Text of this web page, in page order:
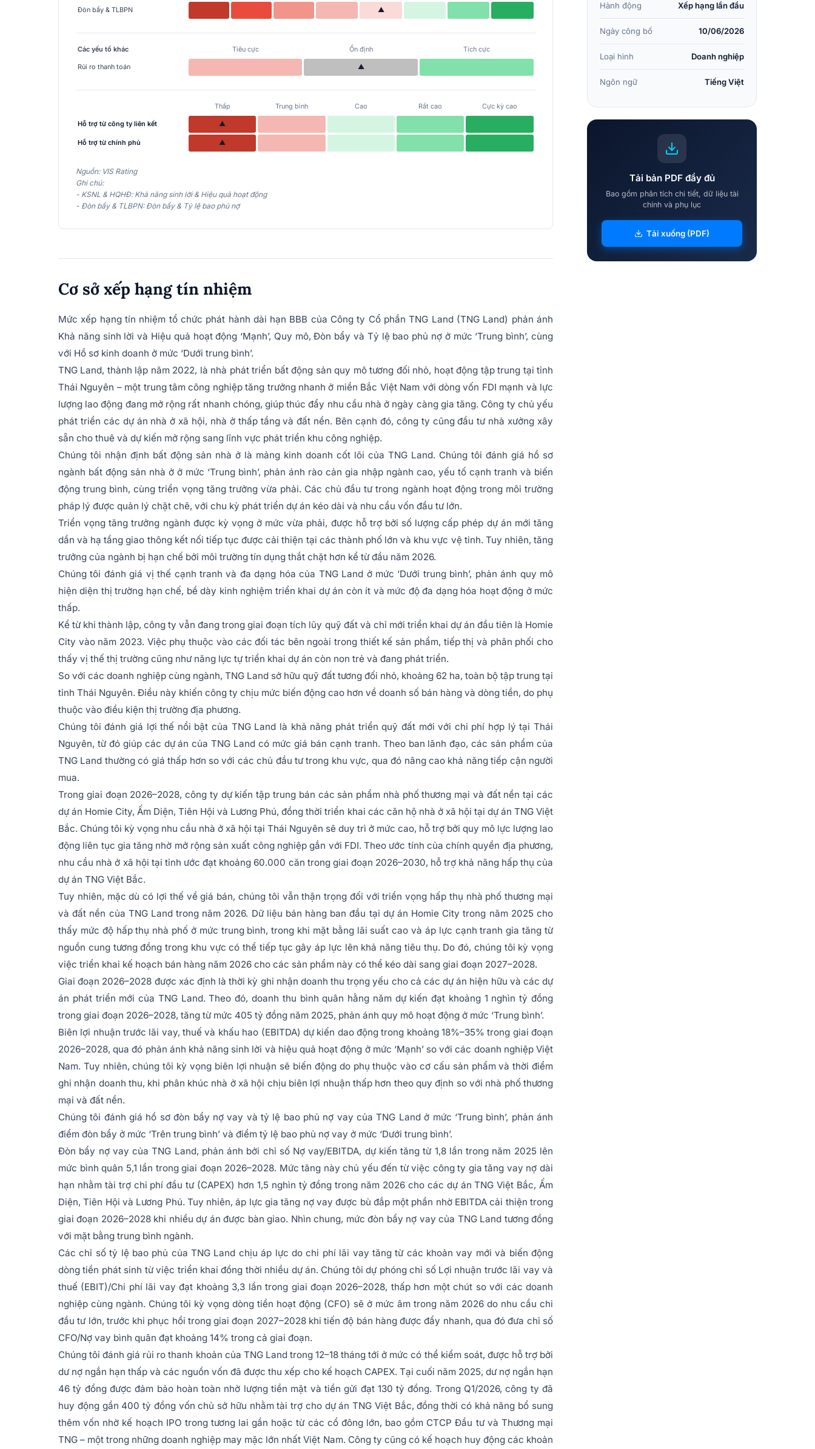
Đòn bẩy & TLBPN ▲
Các yếu tố khác Tiêu cực Ổn định Tích cực
Rủi ro thanh toán ▲
Thấp Trung bình Cao Rất cao Cực kỳ cao
Hỗ trợ từ công ty liên kết ▲
Hỗ trợ từ chính phủ ▲
Nguồn: VIS Rating
Ghi chú:
- KSNL & HQHĐ: Khả năng sinh lời & Hiệu quả hoạt động
- Đòn bẩy & TLBPN: Đòn bẩy & Tỷ lệ bao phủ nợ
Cơ sở xếp hạng tín nhiệm
Mức xếp hạng tín nhiệm tổ chức phát hành dài hạn BBB của Công ty Cổ phần TNG Land (TNG Land) phản ánh
Khả năng sinh lời và Hiệu quả hoạt động ‘Mạnh’, Quy mô, Đòn bẩy và Tỷ lệ bao phủ nợ ở mức ‘Trung bình’, cùng
với Hồ sơ kinh doanh ở mức ‘Dưới trung bình’.
TNG Land, thành lập năm 2022, là nhà phát triển bất động sản quy mô tương đối nhỏ, hoạt động tập trung tại tỉnh
Thái Nguyên – một trung tâm công nghiệp tăng trưởng nhanh ở miền Bắc Việt Nam với dòng vốn FDI mạnh và lực
lượng lao động đang mở rộng rất nhanh chóng, giúp thúc đẩy nhu cầu nhà ở ngày càng gia tăng. Công ty chủ yếu
phát triển các dự án nhà ở xã hội, nhà ở thấp tầng và đất nền. Bên cạnh đó, công ty cũng đầu tư nhà xưởng xây
sẵn cho thuê và dự kiến mở rộng sang lĩnh vực phát triển khu công nghiệp.
Chúng tôi nhận định bất động sản nhà ở là mảng kinh doanh cốt lõi của TNG Land. Chúng tôi đánh giá hồ sơ
ngành bất động sản nhà ở ở mức ‘Trung bình’, phản ánh rào cản gia nhập ngành cao, yếu tố cạnh tranh và biến
động trung bình, cùng triển vọng tăng trưởng vừa phải. Các chủ đầu tư trong ngành hoạt động trong môi trường
pháp lý được quản lý chặt chẽ, với chu kỳ phát triển dự án kéo dài và nhu cầu vốn đầu tư lớn.
Triển vọng tăng trưởng ngành được kỳ vọng ở mức vừa phải, được hỗ trợ bởi số lượng cấp phép dự án mới tăng
dần và hạ tầng giao thông kết nối tiếp tục được cải thiện tại các thành phố lớn và khu vực vệ tinh. Tuy nhiên, tăng
trưởng của ngành bị hạn chế bởi môi trường tín dụng thắt chặt hơn kể từ đầu năm 2026.
Chúng tôi đánh giá vị thế cạnh tranh và đa dạng hóa của TNG Land ở mức ‘Dưới trung bình’, phản ánh quy mô
hiện diện thị trường hạn chế, bề dày kinh nghiệm triển khai dự án còn ít và mức độ đa dạng hóa hoạt động ở mức
thấp.
Kể từ khi thành lập, công ty vẫn đang trong giai đoạn tích lũy quỹ đất và chỉ mới triển khai dự án đầu tiên là Homie
City vào năm 2023. Việc phụ thuộc vào các đối tác bên ngoài trong thiết kế sản phẩm, tiếp thị và phân phối cho
thấy vị thế thị trường cũng như năng lực tự triển khai dự án còn non trẻ và đang phát triển.
So với các doanh nghiệp cùng ngành, TNG Land sở hữu quỹ đất tương đối nhỏ, khoảng 62 ha, toàn bộ tập trung tại
tỉnh Thái Nguyên. Điều này khiến công ty chịu mức biến động cao hơn về doanh số bán hàng và dòng tiền, do phụ
thuộc vào điều kiện thị trường địa phương.
Chúng tôi đánh giá lợi thế nổi bật của TNG Land là khả năng phát triển quỹ đất mới với chi phí hợp lý tại Thái
Nguyên, từ đó giúp các dự án của TNG Land có mức giá bán cạnh tranh. Theo ban lãnh đạo, các sản phẩm của
TNG Land thường có giá thấp hơn so với các chủ đầu tư trong khu vực, qua đó nâng cao khả năng tiếp cận người
mua.
Trong giai đoạn 2026–2028, công ty dự kiến tập trung bán các sản phẩm nhà phố thương mại và đất nền tại các
dự án Homie City, Ấm Diện, Tiên Hội và Lương Phú, đồng thời triển khai các căn hộ nhà ở xã hội tại dự án TNG Việt
Bắc. Chúng tôi kỳ vọng nhu cầu nhà ở xã hội tại Thái Nguyên sẽ duy trì ở mức cao, hỗ trợ bởi quy mô lực lượng lao
động liên tục gia tăng nhờ mở rộng sản xuất công nghiệp gắn với FDI. Theo ước tính của chính quyền địa phương,
nhu cầu nhà ở xã hội tại tỉnh ước đạt khoảng 60.000 căn trong giai đoạn 2026–2030, hỗ trợ khả năng hấp thụ của
dự án TNG Việt Bắc.
Tuy nhiên, mặc dù có lợi thế về giá bán, chúng tôi vẫn thận trọng đối với triển vọng hấp thụ nhà phố thương mại
và đất nền của TNG Land trong năm 2026. Dữ liệu bán hàng ban đầu tại dự án Homie City trong năm 2025 cho
thấy mức độ hấp thụ nhà phố ở mức trung bình, trong khi mặt bằng lãi suất cao và áp lực cạnh tranh gia tăng từ
nguồn cung tương đồng trong khu vực có thể tiếp tục gây áp lực lên khả năng tiêu thụ. Do đó, chúng tôi kỳ vọng
việc triển khai kế hoạch bán hàng năm 2026 cho các sản phẩm này có thể kéo dài sang giai đoạn 2027–2028.
Giai đoạn 2026–2028 được xác định là thời kỳ ghi nhận doanh thu trọng yếu cho cả các dự án hiện hữu và các dự
án phát triển mới của TNG Land. Theo đó, doanh thu bình quân hằng năm dự kiến đạt khoảng 1 nghìn tỷ đồng
trong giai đoạn 2026–2028, tăng từ mức 405 tỷ đồng năm 2025, phản ánh quy mô hoạt động ở mức ‘Trung bình’.
Biên lợi nhuận trước lãi vay, thuế và khấu hao (EBITDA) dự kiến dao động trong khoảng 18%–35% trong giai đoạn
2026–2028, qua đó phản ánh khả năng sinh lời và hiệu quả hoạt động ở mức ‘Mạnh’ so với các doanh nghiệp Việt
Nam. Tuy nhiên, chúng tôi kỳ vọng biên lợi nhuận sẽ biến động do phụ thuộc vào cơ cấu sản phẩm và thời điểm
ghi nhận doanh thu, khi phân khúc nhà ở xã hội chịu biên lợi nhuận thấp hơn theo quy định so với nhà phố thương
mại và đất nền.
Chúng tôi đánh giá hồ sơ đòn bẩy nợ vay và tỷ lệ bao phủ nợ vay của TNG Land ở mức ‘Trung bình’, phản ánh
điểm đòn bẩy ở mức ‘Trên trung bình’ và điểm tỷ lệ bao phủ nợ vay ở mức ‘Dưới trung bình’.
Đòn bẩy nợ vay của TNG Land, phản ánh bởi chỉ số Nợ vay/EBITDA, dự kiến tăng từ 1,8 lần trong năm 2025 lên
mức bình quân 5,1 lần trong giai đoạn 2026–2028. Mức tăng này chủ yếu đến từ việc công ty gia tăng vay nợ dài
hạn nhằm tài trợ chi phí đầu tư (CAPEX) hơn 1,5 nghìn tỷ đồng trong năm 2026 cho các dự án TNG Việt Bắc, Ấm
Diện, Tiên Hội và Lương Phú. Tuy nhiên, áp lực gia tăng nợ vay được bù đắp một phần nhờ EBITDA cải thiện trong
giai đoạn 2026–2028 khi nhiều dự án được bàn giao. Nhìn chung, mức đòn bẩy nợ vay của TNG Land tương đồng
với mặt bằng trung bình ngành.
Các chỉ số tỷ lệ bao phủ của TNG Land chịu áp lực do chi phí lãi vay tăng từ các khoản vay mới và biến động
dòng tiền phát sinh từ việc triển khai đồng thời nhiều dự án. Chúng tôi dự phóng chỉ số Lợi nhuận trước lãi vay và
thuế (EBIT)/Chi phí lãi vay đạt khoảng 3,3 lần trong giai đoạn 2026–2028, thấp hơn một chút so với các doanh
nghiệp cùng ngành. Chúng tôi kỳ vọng dòng tiền hoạt động (CFO) sẽ ở mức âm trong năm 2026 do nhu cầu chi
đầu tư lớn, trước khi phục hồi trong giai đoạn 2027–2028 khi tiến độ bán hàng được đẩy nhanh, qua đó đưa chỉ số
CFO/Nợ vay bình quân đạt khoảng 14% trong cả giai đoạn.
Chúng tôi đánh giá rủi ro thanh khoản của TNG Land trong 12–18 tháng tới ở mức có thể kiểm soát, được hỗ trợ bởi
dư nợ ngắn hạn thấp và các nguồn vốn đã được thu xếp cho kế hoạch CAPEX. Tại cuối năm 2025, dư nợ ngắn hạn
46 tỷ đồng được đảm bảo hoàn toàn nhờ lượng tiền mặt và tiền gửi đạt 130 tỷ đồng. Trong Q1/2026, công ty đã
huy động gần 400 tỷ đồng vốn chủ sở hữu nhằm tài trợ cho dự án TNG Việt Bắc, đồng thời có khả năng bổ sung
thêm vốn nhờ kế hoạch IPO trong tương lai gần hoặc từ các cổ đông lớn, bao gồm CTCP Đầu tư và Thương mại
TNG – một trong những doanh nghiệp may mặc lớn nhất Việt Nam. Công ty cũng có kế hoạch huy động các khoản
Hành động Xếp hạng lần đầu
Ngày công bố 10/06/2026
Loại hình Doanh nghiệp
Ngôn ngữ Tiếng Việt
Tải bản PDF đầy đủ
Bao gồm phân tích chi tiết, dữ liệu tài
chính và phụ lục
Tải xuống (PDF)